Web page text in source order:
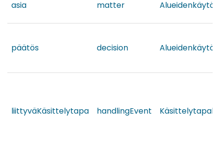
asia matter
päätös decision
liittyväKäsittelytapa handlingEvent